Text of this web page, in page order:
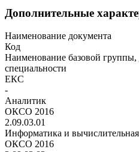
Дополнительные
Наименование документа
Код
Наименование базовой
специальности
ЕКС
-
Аналитик
ОКСО 2016
2.09.03.01
Информатика и
ОКСО 2016